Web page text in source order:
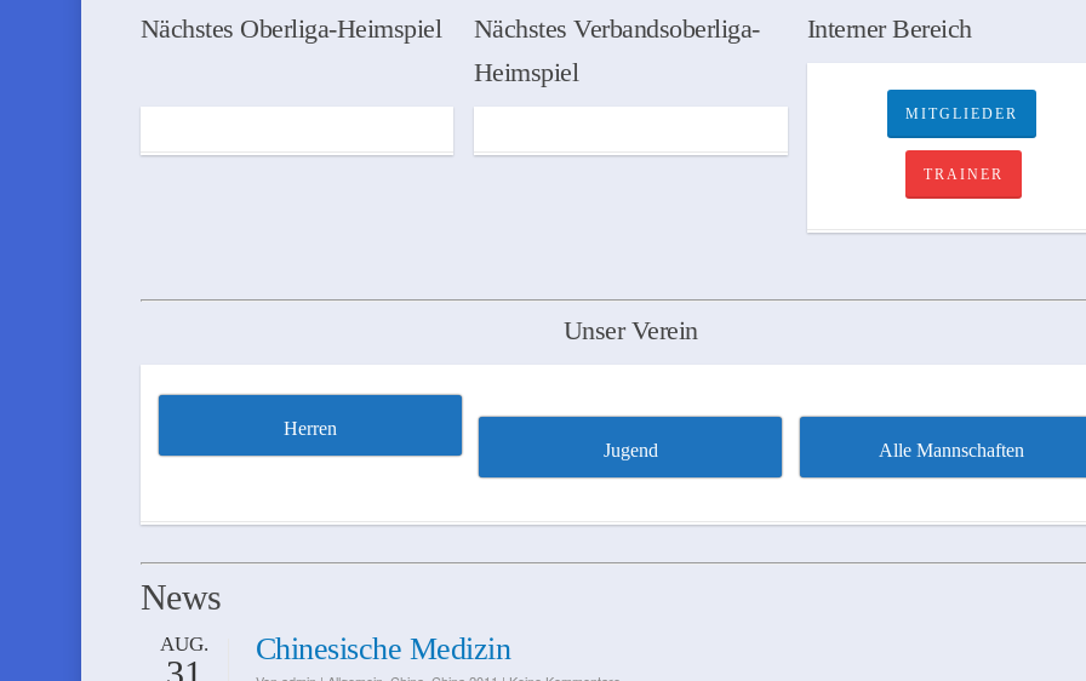
Nächstes Oberliga-Heimspiel
Nächstes Verbandsoberliga-
Heimspiel
Interner Bereich
MITGLIEDER
TRAINER
Unser Verein
Herren
Jugend
Alle Mannschaften
News
AUG. Chinesische Medizin